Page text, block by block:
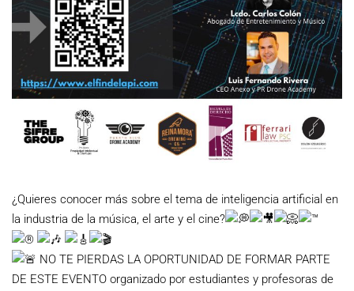
¿Quieres conocer más sobre el tema de inteligencia artificial en
la industria de la música, el arte y el cine?
NO TE PIERDAS LA OPORTUNIDAD DE FORMAR PARTE
DE ESTE EVENTO organizado por estudiantes y profesoras de